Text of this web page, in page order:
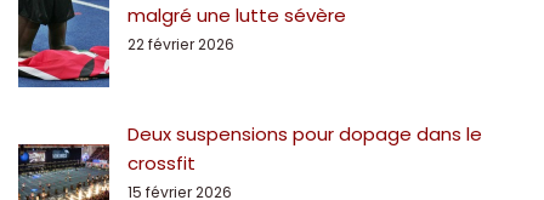
malgré une lutte sévère
22 février 2026
Deux suspensions pour dopage dans le
crossfit
15 février 2026